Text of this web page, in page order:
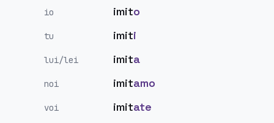
io imito
tu imiti
lui/lei imita
noi imitamo
voi imitate